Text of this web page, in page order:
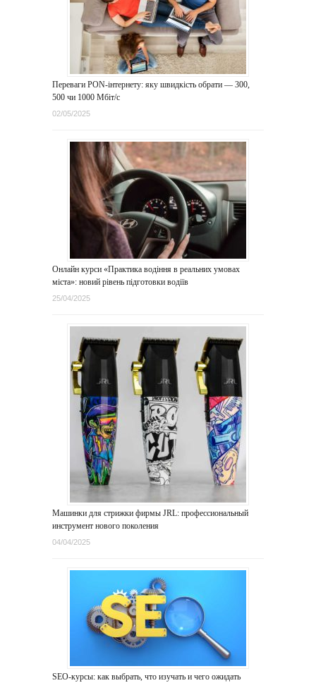
Переваги PON-інтернету: яку швидкість обрати — 300,
500 чи 1000 Мбіт/с
02/05/2025
Онлайн курси «Практика водіння в реальних умовах
міста»: новий рівень підготовки водіїв
25/04/2025
Машинки для стрижки фирмы JRL: профессиональный
инструмент нового поколения
04/04/2025
SEO-курсы: как выбрать, что изучать и чего ожидать